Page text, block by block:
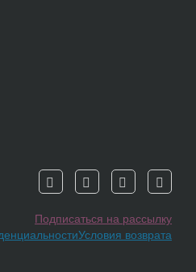
Подписаться на рассылку
Условия возврата